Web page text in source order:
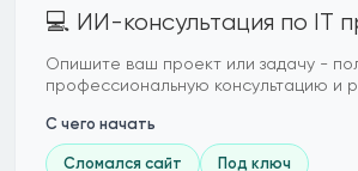
💻 ИИ-консультация по IT
Опишите ваш проект или задачу -
профессиональную консультацию и
С чего начать
Сломался сайт Под ключ